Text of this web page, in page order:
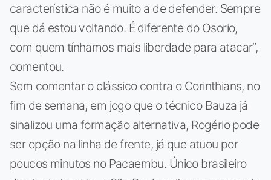
característica não é muito a de defender. Sempre
que dá estou voltando. É diferente do Osorio,
com quem tínhamos mais liberdade para atacar”,
comentou.
Sem comentar o clássico contra o Corinthians, no
fim de semana, em jogo que o técnico Bauza já
sinalizou uma formação alternativa, Rogério pode
ser opção na linha de frente, já que atuou por
poucos minutos no Pacaembu. Único brasileiro